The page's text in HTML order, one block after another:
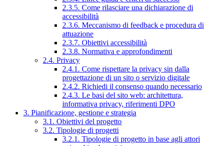
2.3.5. Come rilasciare una dichiarazione di
accessibilità
2.3.6. Meccanismo di feedback e procedura di
attuazione
2.3.7. Obiettivi accessibilità
2.3.8. Normativa e approfondimenti
2.4. Privacy
2.4.1. Come rispettare la privacy sin dalla
progettazione di un sito o servizio digitale
2.4.2. Richiedi il consenso quando necessario
2.4.3. Le basi del sito web: architettura,
informativa privacy, riferimenti DPO
3. Pianificazione, gestione e strategia
3.1. Obiettivi del progetto
3.2. Tipologie di progetti
3.2.1. Tipologie di progetto in base agli attori